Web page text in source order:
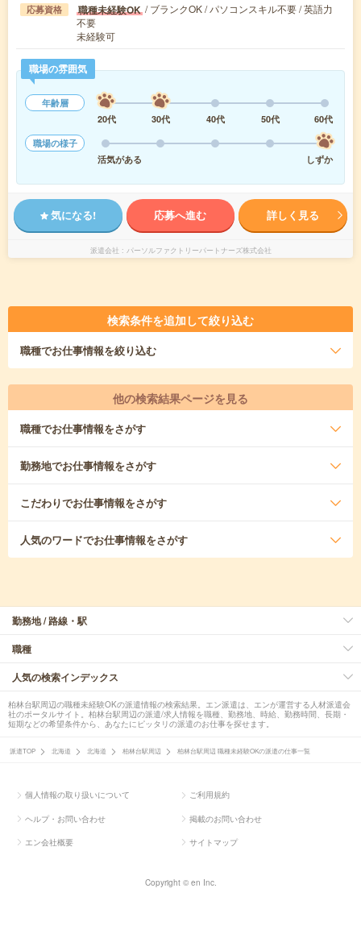
応募資格 職種未経験OK / ブランクOK / パソコンスキル不要 / 英語力
不要
未経験可
職場の雰囲気
年齢層
20代
30代 40代 50代
60代
職場の様子
活気がある
しずか
気になる! 応募へ進む 詳しく見る
派遣会社 パーソルファクトリーパートナーズ株式会社
検索条件を追加して絞り込む
職種でお仕事情報を絞り込む
他の検索結果ページを見る
職種でお仕事情報をさがす
勤務地でお仕事情報をさがす
こだわりでお仕事情報をさがす
人気のワードでお仕事情報をさがす
勤務地 / 路線・駅
職種
人気の検索インデックス
柏林台駅周辺の職種未経験OKの派遣情報の検索結果。エン派遣は、エンが運営する人材派遣会
社のポータルサイト。柏林台駅周辺の派遣/求人情報を職種、勤務地、時給、勤務時間、長期・
短期などの希望条件から、あなたにピッタリの派遣のお仕事を探せます。
派遣TOP 北海道 北海道 柏林台駅周辺 柏林台駅周辺 職種未経験OKの派遣の仕事一覧
個人情報の取り扱いについて ご利用規約
ヘルプ・お問い合わせ 掲載のお問い合わせ
エン会社概要 サイトマップ
Copyright © en Inc.